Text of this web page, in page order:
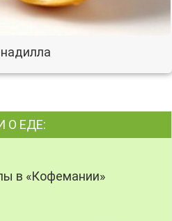
О ЕДЕ:
в «Кофемании»